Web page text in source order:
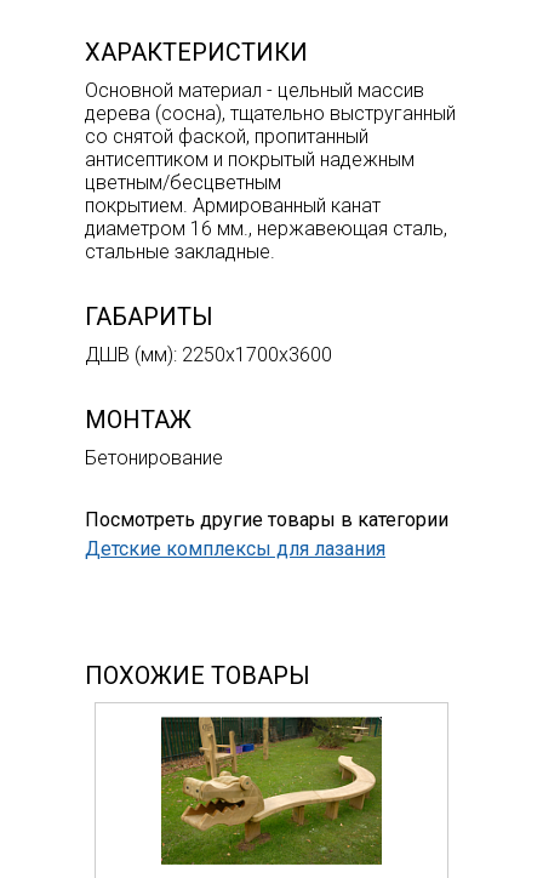
ХАРАКТЕРИСТИКИ
Основной материал - цельный массив
дерева (сосна), тщательно выструганный
со снятой фаской, пропитанный
антисептиком и покрытый надежным
цветным/бесцветным
покрытием. Армированный канат
диаметром 16 мм., нержавеющая сталь,
стальные закладные.
ГАБАРИТЫ
ДШВ (мм): 2250x1700x3600
МОНТАЖ
Бетонирование
Посмотреть другие товары в категории
Детские комплексы для лазания
ПОХОЖИЕ ТОВАРЫ